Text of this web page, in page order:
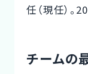
任（現任）。
チームの